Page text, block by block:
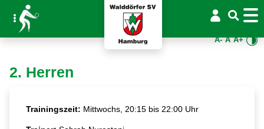
A- A A+
2. Herren
Trainingszeit: Mittwochs, 20:15 bis 22:00 Uhr